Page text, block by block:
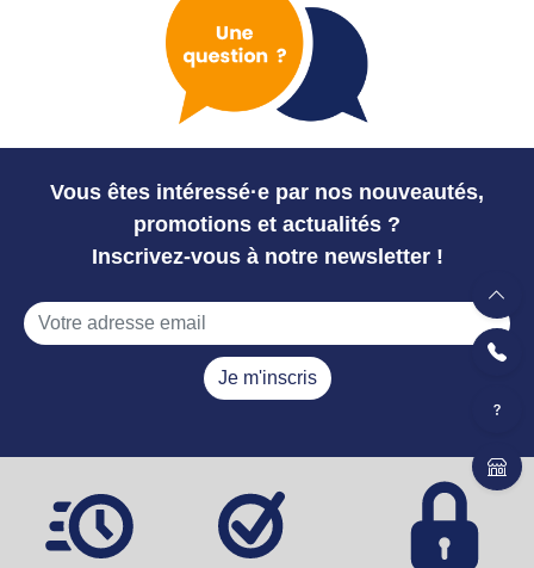
Vous êtes intéressé·e par nos nouveautés,
promotions et actualités ?
Inscrivez-vous à notre newsletter !
Je m'inscris